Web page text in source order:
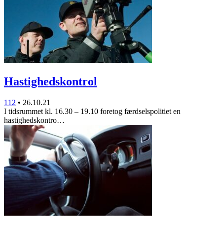
Hastighedskontrol
112 • 26.10.21
I tidsrummet kl. 16.30 – 19.10 foretog færdselspolitiet en
hastighedskontro…